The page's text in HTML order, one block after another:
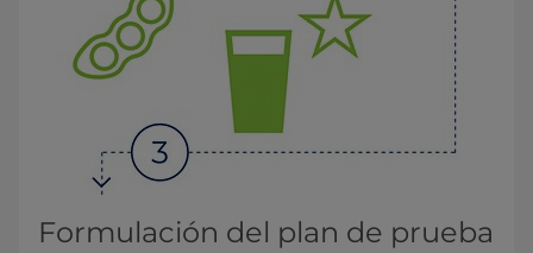
Formulación del plan de prueba